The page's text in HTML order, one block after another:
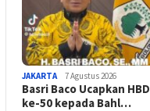
JAKARTA 7 Agustus 2026
Basri Baco Ucapkan HBD
ke-50 kepada Bahl…